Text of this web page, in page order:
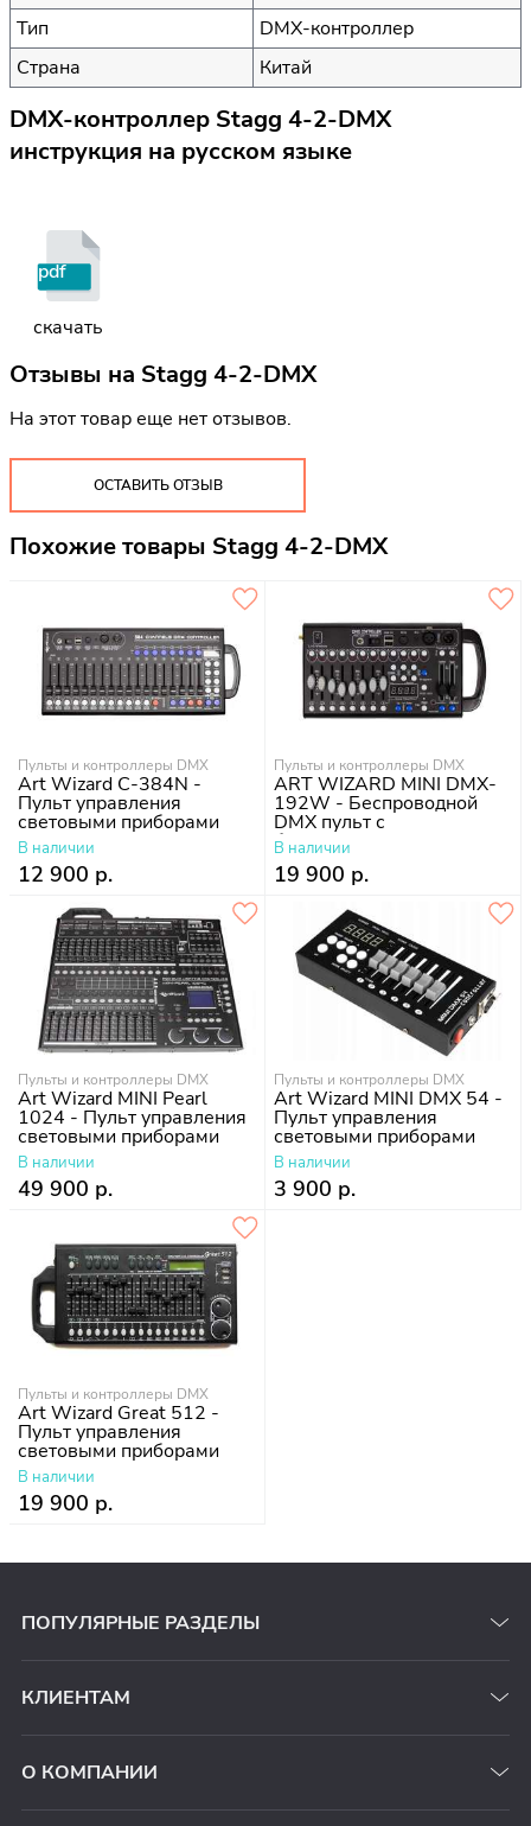
Тип
DMX-контроллер
Страна
Китай
DMX-контроллер Stagg 4-2-DMX
инструкция на русском языке
pdf
скачать
Отзывы на Stagg 4-2-DMX
На этот товар еще нет отзывов.
ОСТАВИТЬ ОТЗЫВ
Похожие товары Stagg 4-2-DMX
Пульты и контроллеры DMX
Art Wizard C-384N -
Пульт управления
световыми приборами
В наличии
12 900 р.
Пульты и контроллеры DMX
ART WIZARD MINI DMX-
192W - Беспроводной
DMX пульт с
беспроводным
передатчиком DMX-
сигнала 2,4 гГц
В наличии
19 900 р.
Пульты и контроллеры DMX
Art Wizard MINI Pearl
1024 - Пульт управления
световыми приборами
В наличии
49 900 р.
Пульты и контроллеры DMX
Art Wizard MINI DMX 54 -
Пульт управления
световыми приборами
В наличии
3 900 р.
Пульты и контроллеры DMX
Art Wizard Great 512 -
Пульт управления
световыми приборами
В наличии
19 900 р.
ПОПУЛЯРНЫЕ РАЗДЕЛЫ
КЛИЕНТАМ
О КОМПАНИИ